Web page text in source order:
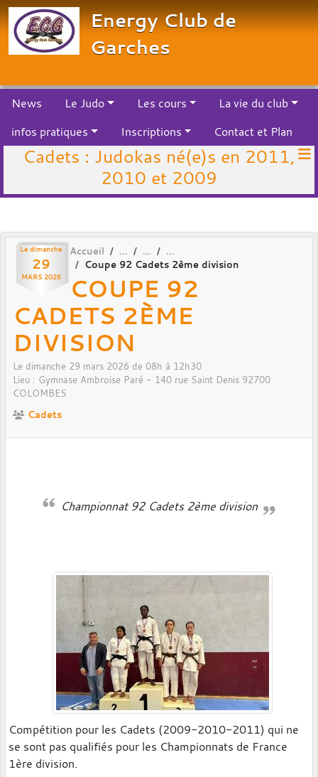
Energy Club de
Garches
News Le Judo Les cours
La vie du club
infos pratiques
Inscriptions Contact et Plan
Cadets : Judokas né(e)s en 2011,
2010 et 2009
Le dimanche
29
MARS 2026
Accueil
Coupe 92 Cadets 2ème division
COUPE 92
CADETS 2ÈME
DIVISION
Le dimanche 29 mars 2026 de 08h à 12h30
Lieu : Gymnase Ambroise Paré - 140 rue Saint Denis 92700
COLOMBES
Cadets
Championnat 92 Cadets 2ème division
Compétition pour les Cadets (2009-2010-2011) qui ne
se sont pas qualifiés pour les Championnats de France
1ère division.
Panneau de gestion des cookies